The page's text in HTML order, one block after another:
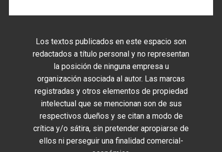
Los textos publicados en este espacio son
redactados a título personal y no representan
la posición de ninguna empresa u
organización asociada al autor. Las marcas
registradas y otros elementos de propiedad
intelectual que se mencionan son de sus
respectivos dueños y se citan a modo de
crítica y/o sátira, sin pretender apropiarse de
ellos ni perseguir una finalidad comercial-